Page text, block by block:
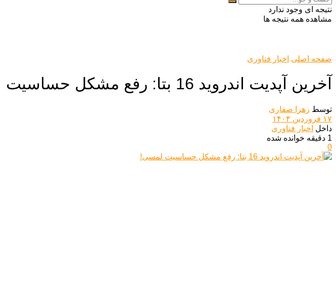
نتیجه ای وجود ندارد
مشاهده همه نتیجه ها
صفحه اصلی اخبار فناوری
آخرین آپدیت اندروید 16 بتا: رفع مشکل حساسیت لمسی!
توسط زهرا صفاری
۱۷ فروردین ۱۴۰۴
داخل اخبار فناوری
1 دقیقه خوانده شده
0